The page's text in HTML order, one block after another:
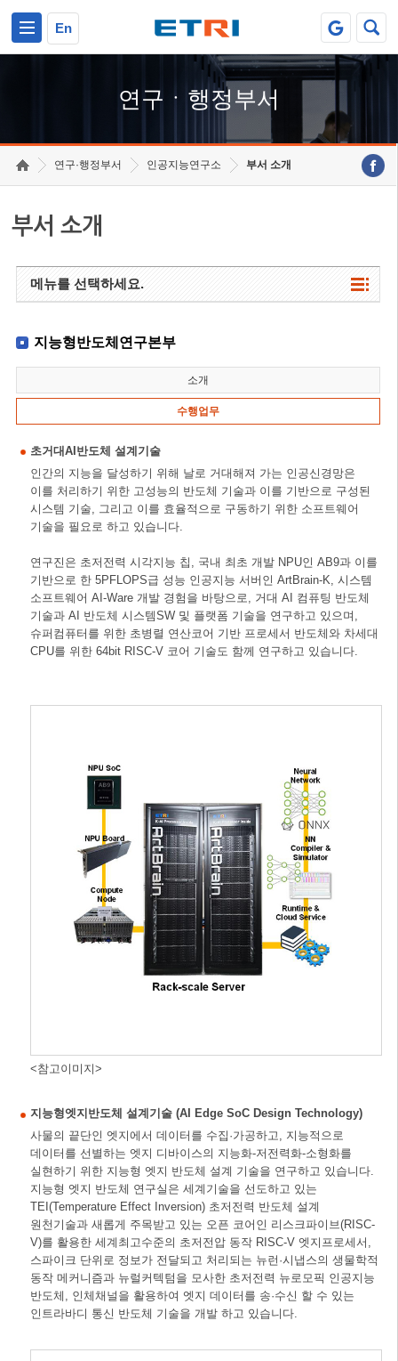
En
연구ㆍ행정부서
연구·행정부서 인공지능연구소 부서 소개
부서 소개
메뉴를 선택하세요.
지능형반도체연구본부
소개
수행업무
초거대AI반도체 설계기술
인간의 지능을 달성하기 위해 날로 거대해져 가는 인공신경망은
이를 처리하기 위한 고성능의 반도체 기술과 이를 기반으로 구성된
시스템 기술, 그리고 이를 효율적으로 구동하기 위한 소프트웨어
기술을 필요로 하고 있습니다.
연구진은 초저전력 시각지능 칩, 국내 최초 개발 NPU인 AB9과 이를
기반으로 한 5PFLOPS급 성능 인공지능 서버인 ArtBrain-K, 시스템
소프트웨어 AI-Ware 개발 경험을 바탕으로, 거대 AI 컴퓨팅 반도체
기술과 AI 반도체 시스템SW 및 플랫폼 기술을 연구하고 있으며,
슈퍼컴퓨터를 위한 초병렬 연산코어 기반 프로세서 반도체와 차세대
CPU를 위한 64bit RISC-V 코어 기술도 함께 연구하고 있습니다.
<참고이미지>
지능형엣지반도체 설계기술 (AI Edge SoC Design Technology)
사물의 끝단인 엣지에서 데이터를 수집·가공하고, 지능적으로
데이터를 선별하는 엣지 디바이스의 지능화-저전력화-소형화를
실현하기 위한 지능형 엣지 반도체 설계 기술을 연구하고 있습니다.
지능형 엣지 반도체 연구실은 세계기술을 선도하고 있는
TEI(Temperature Effect Inversion) 초저전력 반도체 설계
원천기술과 새롭게 주목받고 있는 오픈 코어인 리스크파이브(RISC-
V)를 활용한 세계최고수준의 초저전압 동작 RISC-V 엣지프로세서,
스파이크 단위로 정보가 전달되고 처리되는 뉴런·시냅스의 생물학적
동작 메커니즘과 뉴럴커텍텀을 모사한 초저전력 뉴로모픽 인공지능
반도체, 인체채널을 활용하여 엣지 데이터를 송·수신 할 수 있는
인트라바디 통신 반도체 기술을 개발 하고 있습니다.